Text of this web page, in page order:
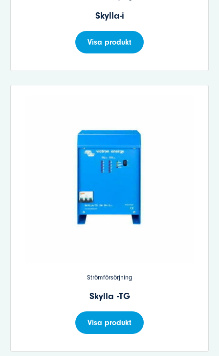
Skylla-i
Visa produkt
Strömförsörjning
Skylla -TG
Visa produkt